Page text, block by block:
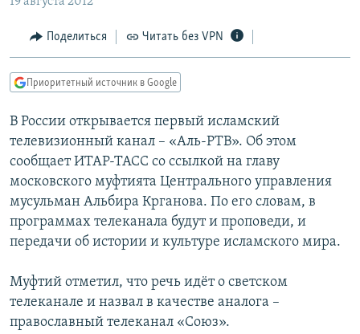
Вернутся
Вернутся
поиску
МНЕНИЯ
КУЛЬТУРА
КАВКАЗ.РЕАЛИИ
СЕВЕР.РЕАЛИИ
СИБИРЬ.РЕАЛИИ
РАСПИСАНИЕ ВЕЩАНИЯ
ПОДПИШИТЕСЬ НА РАССЫЛКУ
Поделиться Читать без VPN
Приоритетный источник в Google
В России открывается первый исламский
телевизионный канал – «Аль-РТВ». Об этом
сообщает ИТАР-ТАСС со ссылкой на главу
московского муфтията Центрального управления
мусульман Альбира Крганова. По его словам, в
программах телеканала будут и проповеди, и
передачи об истории и культуре исламского мира.
Муфтий отметил, что речь идёт о светском
телеканале и назвал в качестве аналога –
православный телеканал «Союз».